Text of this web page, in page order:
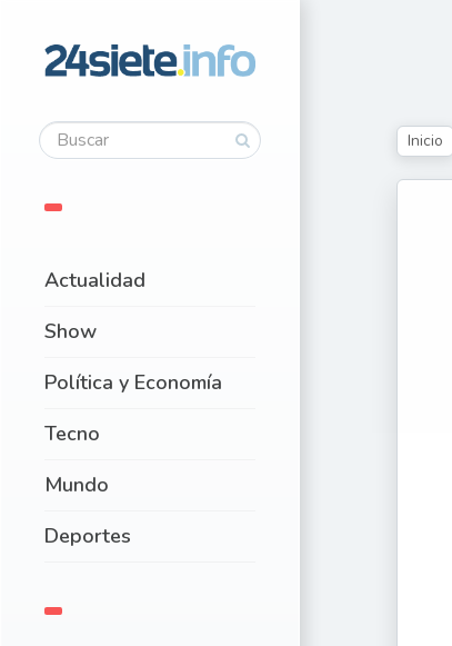
Actualidad
Show
Política y Economía
Tecno
Mundo
Deportes
Inicio